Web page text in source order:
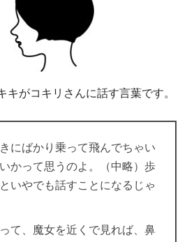
キがコキリさんに話す言葉です。
にばかり乗って飛んでちゃい
かって思うのよ。（中略）歩
いやでも話すことになるじゃ
て、魔女を近くで見れば、鼻